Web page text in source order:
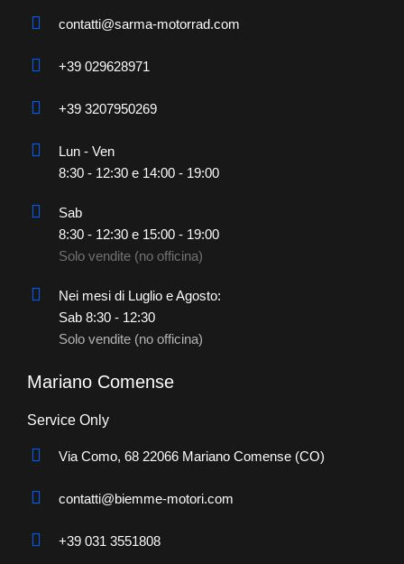
contatti@sarma-motorrad.com
+39 029628971
+39 3207950269
Lun - Ven
8:30 - 12:30 e 14:00 - 19:00
Sab
8:30 - 12:30 e 15:00 - 19:00
Solo vendite (no officina)
Nei mesi di Luglio e Agosto:
Sab 8:30 - 12:30
Solo vendite (no officina)
Mariano Comense
Service Only
Via Como, 68 22066 Mariano Comense (CO)
contatti@biemme-motori.com
+39 031 3551808